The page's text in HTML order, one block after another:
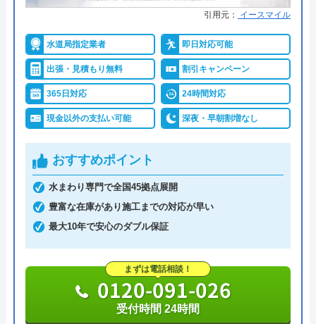
引用元： イースマイル
水道局指定業者 即日対応可能
出張・見積もり無料 割引キャンペーン
365日対応 24時間対応
現金以外の支払い可能 深夜・早朝割増なし
おすすめポイント
水まわり専門で全国45拠点展開
豊富な在庫があり施工までの対応が早い
最大10年で安心のダブル保証
まずは電話相談！
0120-091-026
受付時間 24時間